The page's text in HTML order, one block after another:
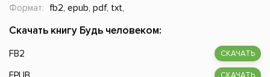
Формат:
fb2, epub, pdf, txt,
Скачать книгу Будь человеком:
FB2 СКАЧАТЬ